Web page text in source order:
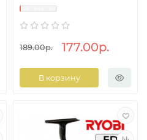
189.00р. 177.00р.
В корзину